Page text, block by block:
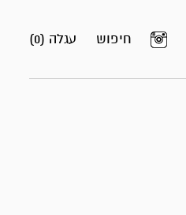
עגלה (0) חיפוש